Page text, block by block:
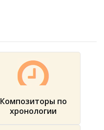
Композиторы по
хронологии